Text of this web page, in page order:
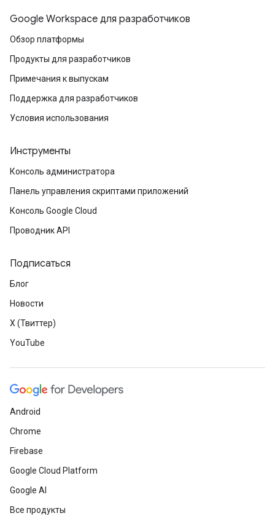
Google Workspace для разработчиков
Обзор платформы
Продукты для разработчиков
Примечания к выпускам
Поддержка для разработчиков
Условия использования
Инструменты
Консоль администратора
Панель управления скриптами приложений
Консоль Google Cloud
Проводник API
Подписаться
Блог
Новости
X (Твиттер)
YouTube
Android
Chrome
Firebase
Google Cloud Platform
Google AI
Все продукты